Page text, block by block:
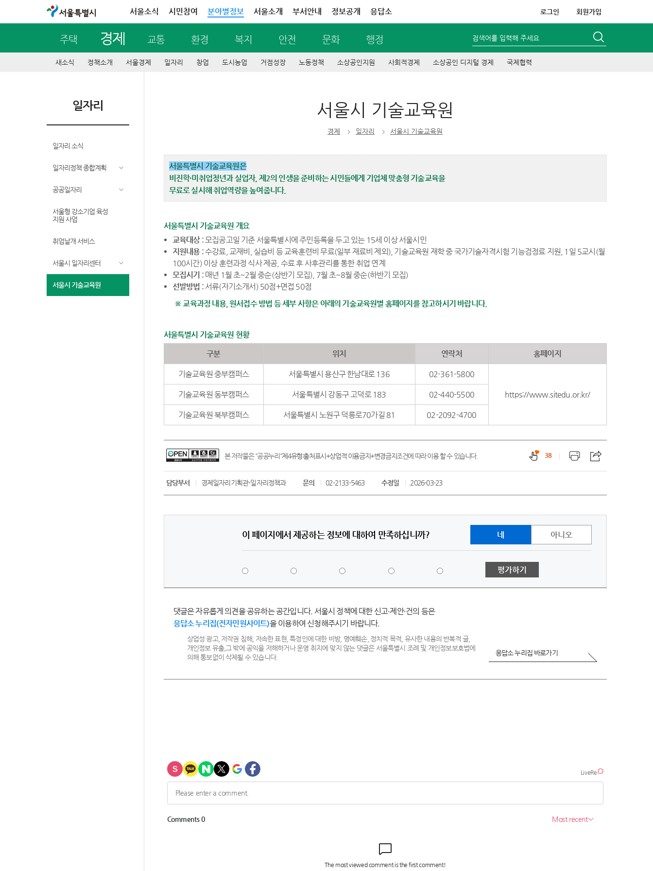
서울특별시 서울소식 시민참여 분야별정보 서울소개 부서안내 정보공개 응답소 로그인 회원가입
주택 경제 교통 환경 복지 안전 문화 행정 검색어를 입력해 주세요
새소식 정책소개 서울경제 일자리 창업 도시농업 거점성장 노동정책 소상공인지원 사회적경제 소상공인 디지털 경제 국제협력
일자리
일자리 소식
일자리정책 종합계획
공공일자리
서울형 강소기업 육성
지원 사업
취업날개 서비스
서울시 일자리센터
서울시 기술교육원
서울시 기술교육원
경제 일자리 서울시 기술교육원
서울특별시 기술교육원은
비진학·미취업청년과 실업자, 제2의 인생을 준비하는 시민들에게 기업체 맞춤형 기술교육을
무료로 실시해 취업역량을 높여줍니다.
서울특별시 기술교육원 개요
교육대상 :모집공고일 기준 서울특별시에 주민등록을 두고 있는 15세 이상 서울시민
지원내용 :수강료, 교재비, 실습비 등 교육훈련비 무료(일부 재료비 제외), 기술교육원 재학 중 국가기술자격시험 기능검정료 지원, 1일 5교시(월
100시간) 이상 훈련과정 식사 제공, 수료 후 사후관리를 통한 취업 연계
모집시기 : 매년 1월 초~2월 중순(상반기 모집), 7월 초~8월 중순(하반기 모집)
선발방법 : 서류(자기소개서) 50점+면접 50점
※ 교육과정 내용, 원서접수 방법 등 세부 사항은 아래의 기술교육원별 홈페이지를 참고하시기 바랍니다.
서울특별시 기술교육원 현황
구분 위치 연락처 홈페이지
기술교육원 중부캠퍼스 서울특별시 용산구 한남대로 136 02-361-5800
https://www.sitedu.or.kr/
기술교육원 동부캠퍼스 서울특별시 강동구 고덕로 183 02-440-5500
기술교육원 북부캠퍼스 서울특별시 노원구 덕릉로70가길 81 02-2092-4700
38
본 저작물은 "공공누리"제4유형:출처표시+상업적 이용금지+변경금지조건에 따라 이용 할 수 있습니다.
담당부서 경제일자리기획관-일자리정책과 문의 02-2133-5463 수정일 2026-03-23
이 페이지에서 제공하는 정보에 대하여 만족하십니까? 네 아니오
-
우
만
족
-
족
-
통
-
만
-
평가하기
댓글은 자유롭게 의견을 공유하는 공간입니다. 서울시 정책에 대한 신고·제안·건의 등은
응답소 누리집(전자민원사이트)을 이용하여 신청해주시기 바랍니다.
상업성 광고, 저작권 침해, 저속한 표현, 특정인에 대한 비방, 명예훼손, 정치적 목적, 유사한 내용의 반복적 글,
개인정보 유출,그 밖에 공익을 저해하거나 운영 취지에 맞지 않는 댓글은 서울특별시 조례 및 개인정보보호법에
의해 통보없이 삭제될 수 있습니다.
응답소 누리집 바로가기